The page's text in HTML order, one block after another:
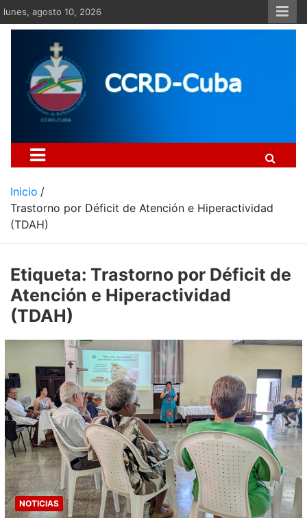
Saltar
al
lunes, agosto 10, 2026
Inicio
Trastorno por Déficit de Atención e Hiperactividad
(TDAH)
Etiqueta: Trastorno por Déficit de
Atención e Hiperactividad
(TDAH)
NOTICIAS